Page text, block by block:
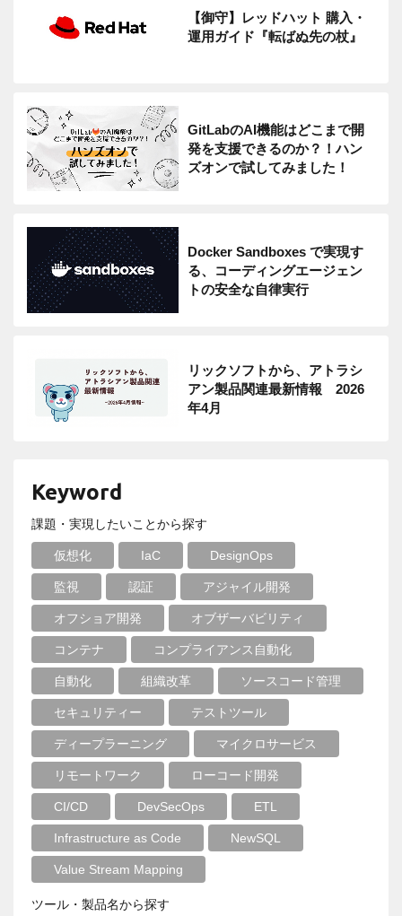
【御守】レッドハット 購入・
運用ガイド『転ばぬ先の杖』
GitLabのAI機能はどこまで開
発を支援できるのか？！ハン
ズオンで試してみました！
Docker Sandboxes で実現す
る、コーディングエージェン
トの安全な自律実行
リックソフトから、アトラシ
アン製品関連最新情報 2026
年4月
Keyword
課題・実現したいことから探す
仮想化 IaC DesignOps
監視 認証 アジャイル開発
オフショア開発 オブザーバビリティ
コンテナ コンプライアンス自動化
自動化 組織改革 ソースコード管理
セキュリティー テストツール
ディープラーニング マイクロサービス
リモートワーク ローコード開発
CI/CD DevSecOps ETL
Infrastructure as Code NewSQL
Value Stream Mapping
ツール・製品名から探す